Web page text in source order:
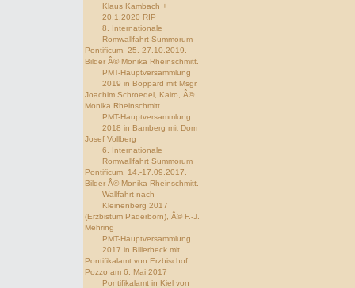
Klaus Kambach +
20.1.2020 RIP
8. Internationale
Romwallfahrt Summorum
Pontificum, 25.-27.10.2019.
Bilder Â© Monika Rheinschmitt.
PMT-Hauptversammlung
2019 in Boppard mit Msgr.
Joachim Schroedel, Kairo, Â©
Monika Rheinschmitt
PMT-Hauptversammlung
2018 in Bamberg mit Dom
Josef Vollberg
6. Internationale
Romwallfahrt Summorum
Pontificum, 14.-17.09.2017.
Bilder Â© Monika Rheinschmitt.
Wallfahrt nach
Kleinenberg 2017
(Erzbistum Paderborn), Â© F.-J.
Mehring
PMT-Hauptversammlung
2017 in Billerbeck mit
Pontifikalamt von Erzbischof
Pozzo am 6. Mai 2017
Pontifikalamt in Kiel von